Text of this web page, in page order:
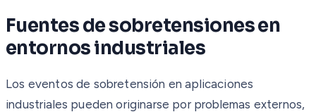
Fuentes de sobretensiones en
entornos industriales
Los eventos de sobretensión en aplicaciones
industriales pueden originarse por problemas externos,